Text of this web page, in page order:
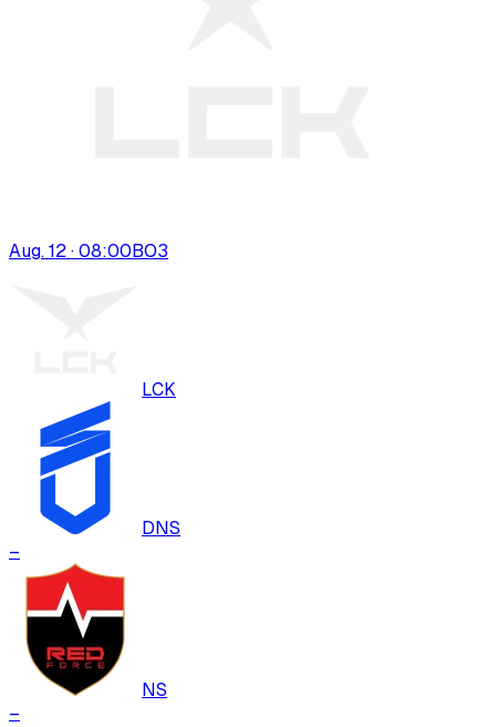
Aug. 12 · 08:00BO3
LCK
DNS
–
NS
–